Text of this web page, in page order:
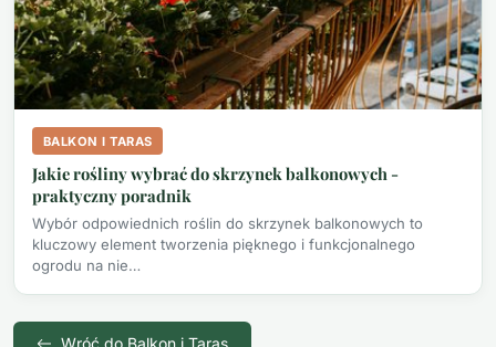
BALKON I TARAS
Jakie rośliny wybrać do skrzynek balkonowych -
praktyczny poradnik
Wybór odpowiednich roślin do skrzynek balkonowych to
kluczowy element tworzenia pięknego i funkcjonalnego
ogrodu na nie…